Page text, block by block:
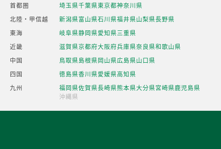
首都圏
埼玉県千葉県東京都神奈川県
北陸・甲信越
新潟県富山県石川県福井県山梨県長野県
東海
岐阜県静岡県愛知県三重県
近畿
滋賀県京都府大阪府兵庫県奈良県和歌山県
中国
鳥取県島根県岡山県広島県山口県
四国
徳島県香川県愛媛県高知県
九州
福岡県佐賀県長崎県熊本県大分県宮崎県鹿児島県
沖縄県